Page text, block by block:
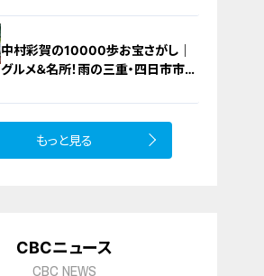
中村彩賀の10000歩お宝さがし｜
グルメ＆名所！雨の三重・四日市市で
もっと見る
CBCニュース
CBC NEWS